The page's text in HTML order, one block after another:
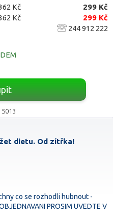
Kč
299 Kč
Kč
299 Kč
244 912 222
5013
dietu. Od zítřka!
co se rozhodli hubnout -
PROSIM UVEDTE V